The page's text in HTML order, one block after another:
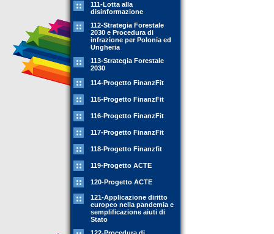
111-Lotta alla
disinformazione
112-Strategia Forestale
2030 e Procedura di
infrazione per Polonia ed
Ungheria
113-Strategia Forestale
2030
114-Progetto FinanzFit
115-Progetto FinanzFit
116-Progetto FinanzFit
117-Progetto FinanzFit
118-Progetto Finanzfit
119-Progetto ACTE
120-Progetto ACTE
121-Applicazione diritto
europeo nella pandemia e
semplificazione aiuti di
Stato